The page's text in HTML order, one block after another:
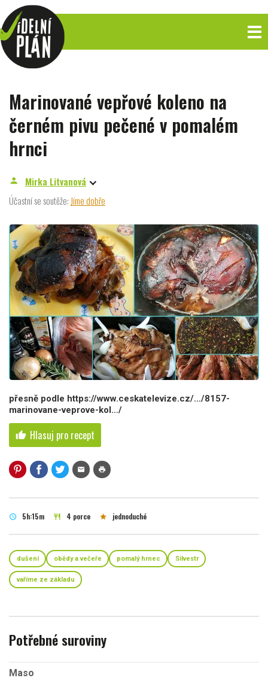
Marinované vepřové koleno na
černém pivu pečené v pomalém
hrnci
person
Mirka Litvanová
Účastní se soutěže: Jíme dobře
přesně podle https://www.ceskatelevize.cz/…/8157-
marinovane-veprove-kol…/
thumb_up Hlasuj pro recept
mail print
schedule 5h:15m restaurant 4 porce star jednoduché
dušení obědy a večeře pomalý hrnec Silvestr
vaříme ze základu
Potřebné suroviny
Maso